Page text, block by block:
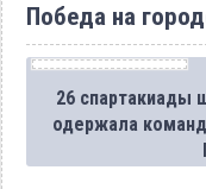
Победа на
26 спартакиады
одержала